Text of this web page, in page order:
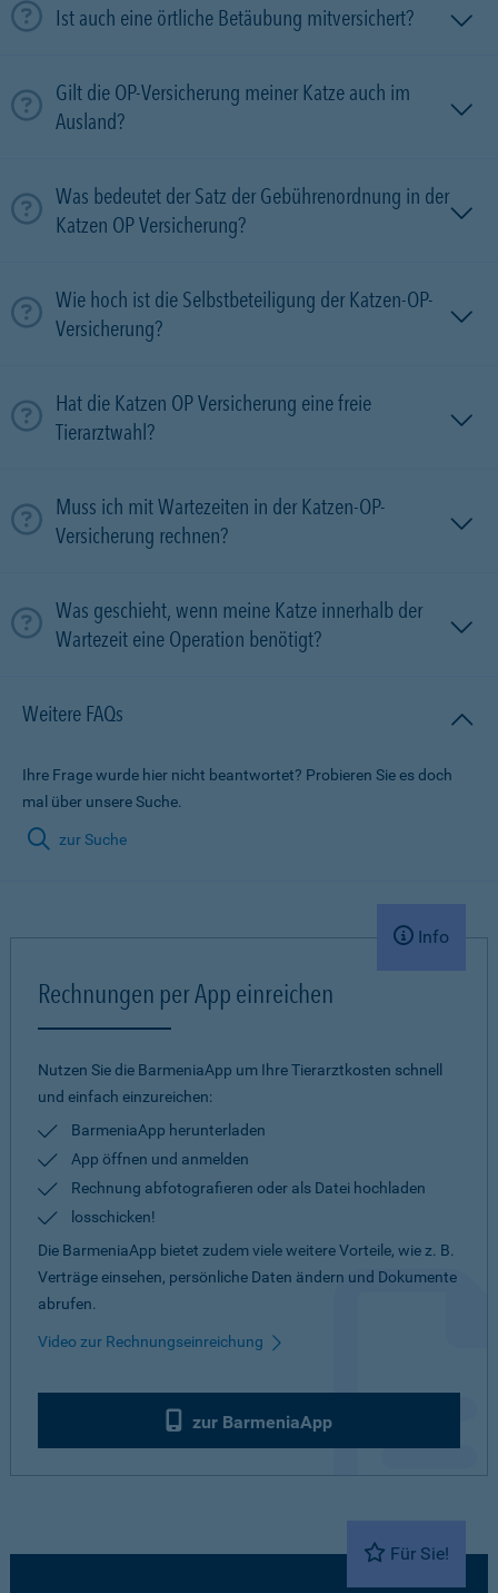
Ist auch eine örtliche Betäubung mitversichert?
Gilt die OP-Versicherung meiner Katze auch im
Ausland?
Was bedeutet der Satz der Gebührenordnung in der
Katzen OP Versicherung?
Wie hoch ist die Selbstbeteiligung der Katzen-OP-
Versicherung?
Hat die Katzen OP Versicherung eine freie
Tierarztwahl?
Muss ich mit Wartezeiten in der Katzen-OP-
Versicherung rechnen?
Was geschieht, wenn meine Katze innerhalb der
Wartezeit eine Operation benötigt?
Weitere FAQs
Ihre Frage wurde hier nicht beantwortet? Probieren Sie es doch
mal über unsere Suche.
zur Suche
Info
Rechnungen per App einreichen
Nutzen Sie die BarmeniaApp um Ihre Tierarztkosten schnell
und einfach einzureichen:
BarmeniaApp herunterladen
App öffnen und anmelden
Rechnung abfotografieren oder als Datei hochladen
losschicken!
Die BarmeniaApp bietet zudem viele weitere Vorteile, wie z. B.
Verträge einsehen, persönliche Daten ändern und Dokumente
abrufen.
Video zur Rechnungseinreichung
zur BarmeniaApp
Für Sie!